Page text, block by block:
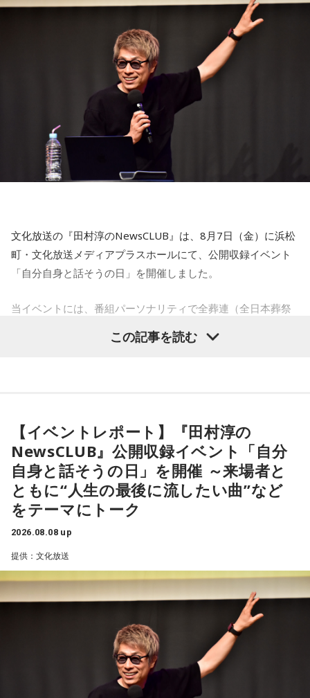
■メールアドレス：89@1242.com
https://www.1242.com/showup
【4位】山羊座（やぎ座）
対人運が好調です。今日は1対1のコミュニケーションが大切
な日。パートナーや大切な友人と深い話をしたり、普段は話
しづらい話題を取り上げてみたりするには良いタイミングで
【5位】牡牛座（おうし座）
趣味や友達付き合いが活発な運気です。今日は心の充実感を
感じやすい日なので、好きなことをとことん楽しみましょ
う。ラッキーアイテムは、炭酸水。
【6位】乙女座（おとめ座）
【7位】牡羊座（おひつじ座）
マイペースに過ごせると良い日です。今日は部屋の片付けを
したり、書類の整理をしたり、身の回りの整理を心掛けて過
【8位】天秤座（てんびん座）
仕事運が好調な日。今日がお休みの人も忙しさが目立ちそう
に必要なことについて考えてみましょう。ラッキーアイテム
はコーヒー。
【10位】獅子座（しし座）
内省がテーマの日です。今日はこれまでを振り返って色々な
ことを見直してみましょう。スマホのデータの整理をした
り、不要に感じるものは手放してみるのもおすすめです。
【11位】水瓶座（みずがめ座）
日頃の疲れを癒しましょう。今日はマッサージを受けたり、
心と身体のメンテナンスを意識しましょう。たくさん睡眠を
取ってリフレッシュするのも良さそうです。
【12位】射手座（いて座）
心のモヤモヤが目立つような日です。今日は頑張らず、1人の
時間を大切にしたり、のんびり過ごす時間を持つようにしま
文化放送の『田村淳のNewsCLUB』は、8月7日（金）に浜松
町・文化放送メディアプラスホールにて、公開収録イベント
「自分自身と話そうの日」を開催しました。
当イベントには、番組パーソナリティで全葬連（全日本葬祭
業協同組合連合会）のフューネラルアンバサダーも務める田
村淳と、アシスタントの砂山圭大郎アナウンサーが登壇。
昨年に続き2回目の開催となる本イベントは、参加者が自分自
身を見つめ直す2つのコーナーで展開。「自分への表彰状を送
ろう」のコーナーでは、大きな成功でなくても「自分、本当
によく頑張ったな」と思えるこれまでの出来事を、“自分への
表彰状”という形で来場者から募集・紹介。自身の記憶を改め
て言葉にすることで、人生をじっくりと見つめ直す時間とな
りました。
続く「人生の最後に流したい私のエンディング曲」のコーナ
ーでは、来場者が選んだ“人生の最後に流したい一曲”にまつわ
る思い出を紹介。音楽を通してこれまでの人生を振り返りな
がら、これからの“自分らしい生き方”を考える時間を共有しま
した。田村は、人生の最後に流したい曲について、「お葬式
で流す曲は決めている。しかも自分の声で流したいと思っ
この記事を読む
【イベントレポート】『田村淳の
NewsCLUB』公開収録イベント「自分
自身と話そうの日」を開催 ～来場者と
ともに“人生の最後に流したい曲”など
をテーマにトーク
2026.08.08 up
提供：文化放送